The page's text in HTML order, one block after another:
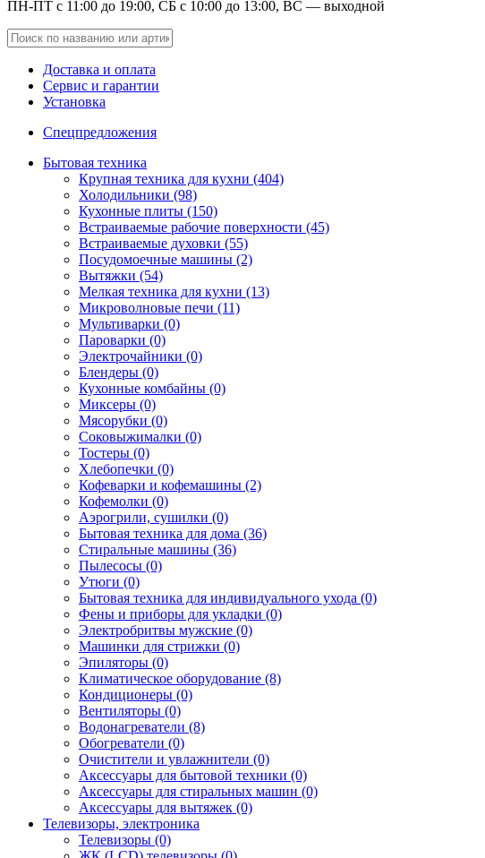
ПН-ПТ с 11:00 до 19:00, СБ с 10:00 до 13:00, ВС — выходной
Доставка и оплата
Сервис и гарантии
Установка
Спецпредложения
Бытовая техника
Крупная техника для кухни (404)
Холодильники (98)
Кухонные плиты (150)
Встраиваемые рабочие поверхности (45)
Встраиваемые духовки (55)
Посудомоечные машины (2)
Вытяжки (54)
Мелкая техника для кухни (13)
Микроволновые печи (11)
Мультиварки (0)
Пароварки (0)
Электрочайники (0)
Блендеры (0)
Кухонные комбайны (0)
Миксеры (0)
Мясорубки (0)
Соковыжималки (0)
Тостеры (0)
Хлебопечки (0)
Кофеварки и кофемашины (2)
Кофемолки (0)
Аэрогрили, сушилки (0)
Бытовая техника для дома (36)
Стиральные машины (36)
Пылесосы (0)
Утюги (0)
Бытовая техника для индивидуального ухода (0)
Фены и приборы для укладки (0)
Электробритвы мужские (0)
Машинки для стрижки (0)
Эпиляторы (0)
Климатическое оборудование (8)
Кондиционеры (0)
Вентиляторы (0)
Водонагреватели (8)
Обогреватели (0)
Очистители и увлажнители (0)
Аксессуары для бытовой техники (0)
Аксессуары для стиральных машин (0)
Аксессуары для вытяжек (0)
Телевизоры, электроника
Телевизоры (0)